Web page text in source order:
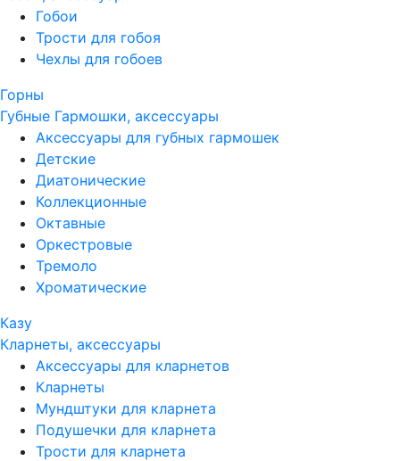
Гобои
Трости для гобоя
Чехлы для гобоев
Горны
Губные Гармошки, аксессуары
Аксессуары для губных гармошек
Детские
Диатонические
Коллекционные
Октавные
Оркестровые
Тремоло
Хроматические
Казу
Кларнеты, аксессуары
Аксессуары для кларнетов
Кларнеты
Мундштуки для кларнета
Подушечки для кларнета
Трости для кларнета